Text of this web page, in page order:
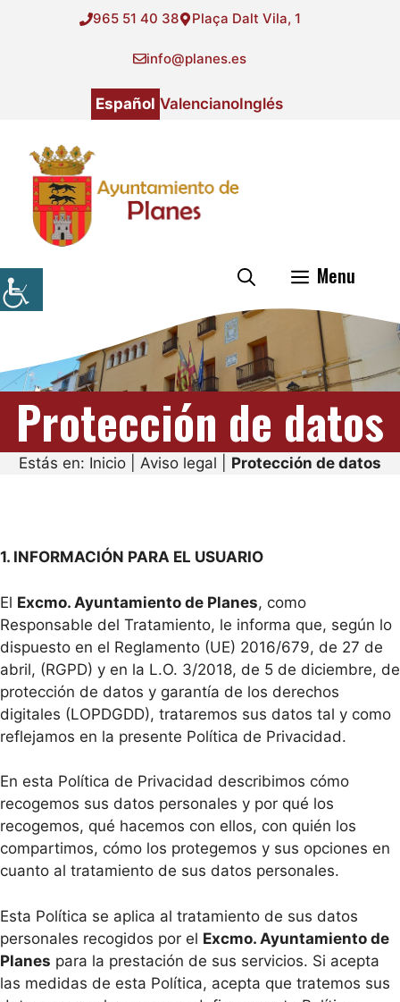
965 51 40 38 Plaça Dalt Vila, 1
info@planes.es
Español ValencianoInglés
Menu
Protección de datos
Estás en: Inicio Aviso legal Protección de datos
1. INFORMACIÓN PARA EL USUARIO
El Excmo. Ayuntamiento de Planes, como
Responsable del Tratamiento, le informa que, según lo
dispuesto en el Reglamento (UE) 2016/679, de 27 de
abril, (RGPD) y en la L.O. 3/2018, de 5 de diciembre, de
protección de datos y garantía de los derechos
digitales (LOPDGDD), trataremos sus datos tal y como
reflejamos en la presente Política de Privacidad.
En esta Política de Privacidad describimos cómo
recogemos sus datos personales y por qué los
recogemos, qué hacemos con ellos, con quién los
compartimos, cómo los protegemos y sus opciones en
cuanto al tratamiento de sus datos personales.
Esta Política se aplica al tratamiento de sus datos
personales recogidos por el Excmo. Ayuntamiento de
Planes para la prestación de sus servicios. Si acepta
las medidas de esta Política, acepta que tratemos sus